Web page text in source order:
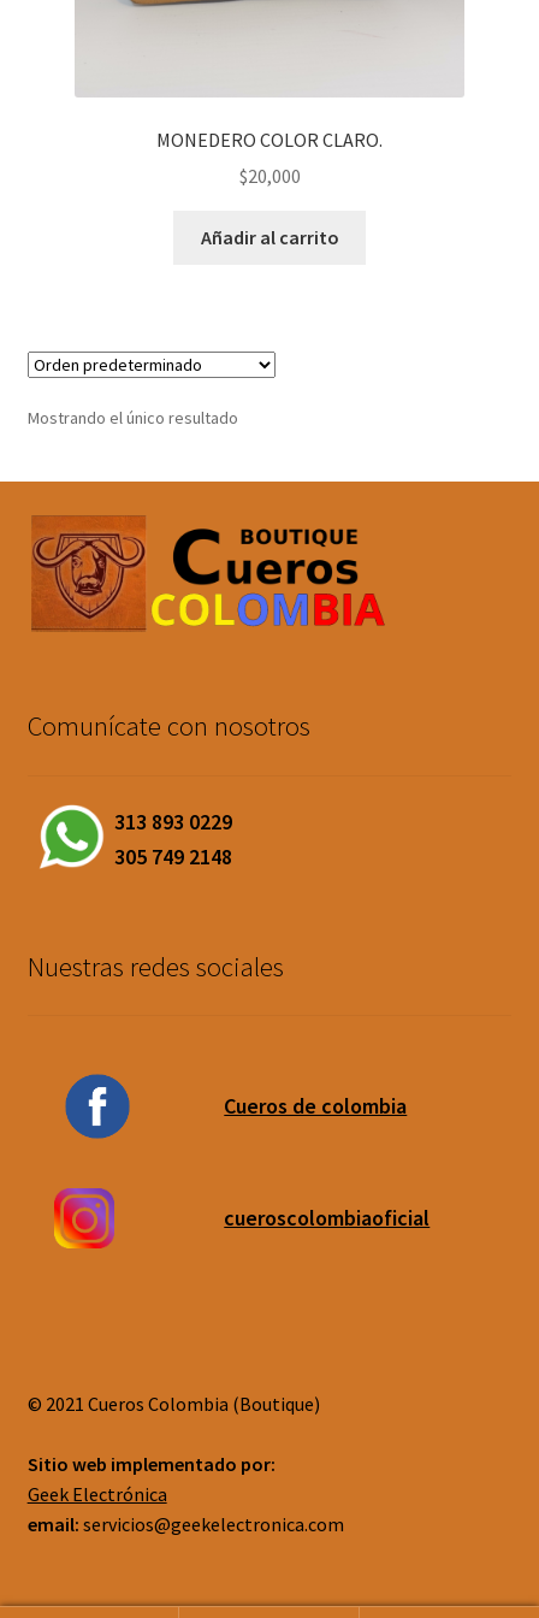
MONEDERO COLOR CLARO.
$20,000
Añadir al carrito
Mostrando el único resultado
Comunícate con nosotros
313 893 0229
305 749 2148
Nuestras redes sociales
Cueros de colombia
cueroscolombiaoficial
© 2021 Cueros Colombia (Boutique)
Sitio web implementado por:
Geek Electrónica
email: servicios@geekelectronica.com